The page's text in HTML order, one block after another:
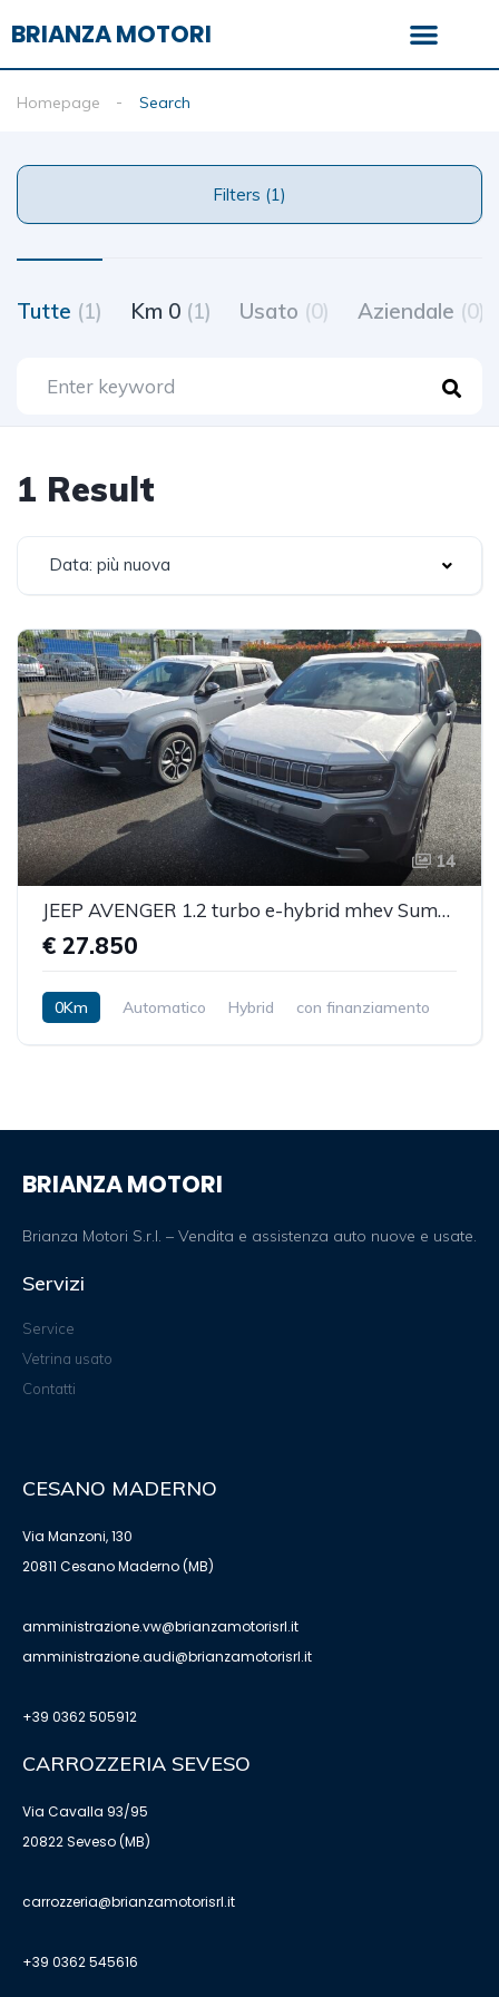
BRIANZA MOTORI
Homepage Search
Filters (1)
Tutte (1) Km 0 (1) Usato (0) Aziendale (0)
1 Result
Data: più nuova
14
JEEP AVENGER 1.2 turbo e-hybrid mhev Summit fwd 110cv edct6
€ 27.850
0Km Automatico Hybrid con finanziamento
BRIANZA MOTORI
Brianza Motori S.r.l. – Vendita e assistenza auto nuove e usate.
Servizi
Service
Vetrina usato
Contatti
CESANO MADERNO
Via Manzoni, 130
20811 Cesano Maderno (MB)
amministrazione.vw@brianzamotorisrl.it
amministrazione.audi@brianzamotorisrl.it
+39 0362 505912
CARROZZERIA SEVESO
Via Cavalla 93/95
20822 Seveso (MB)
carrozzeria@brianzamotorisrl.it
+39 0362 545616